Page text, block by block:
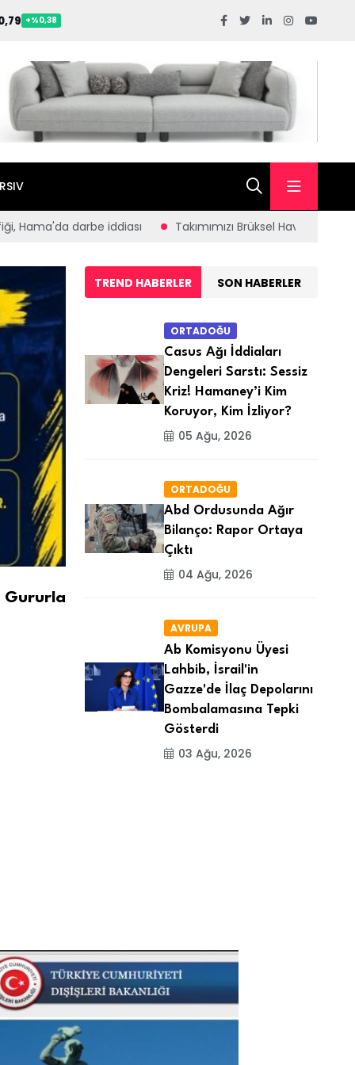
+%0,38
Brüksel Havalimanı’nda büyük bir coşku ve gururla karşıladık.
Gururla
TREND HABERLER SON HABERLER
ORTADOĞU
Casus Ağı İddiaları
Dengeleri Sarstı: Sessiz
Kriz! Hamaney’i Kim
Koruyor, Kim İzliyor?
05 Ağu, 2026
ORTADOĞU
Abd Ordusunda Ağır
Bilanço: Rapor Ortaya
Çıktı
04 Ağu, 2026
AVRUPA
Ab Komisyonu Üyesi
Lahbib, İsrail'in
Gazze'de İlaç Depolarını
Bombalamasına Tepki
Gösterdi
03 Ağu, 2026